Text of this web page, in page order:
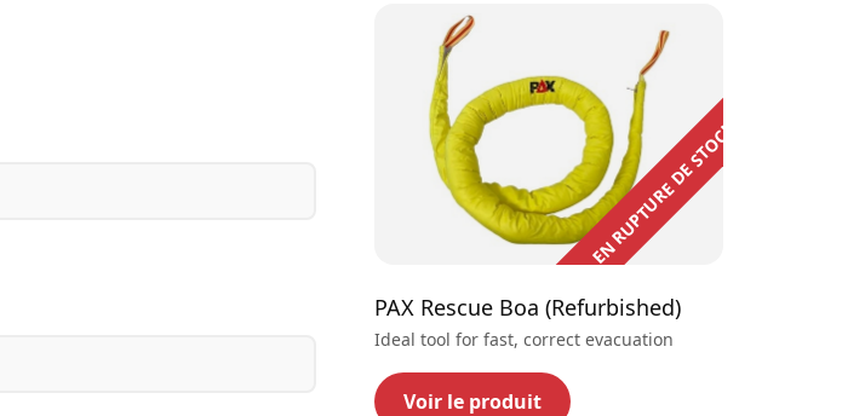
EN RUPTURE DE STOCK
PAX Rescue Boa (Refurbished)
Ideal tool for fast, correct evacuation
Voir le produit